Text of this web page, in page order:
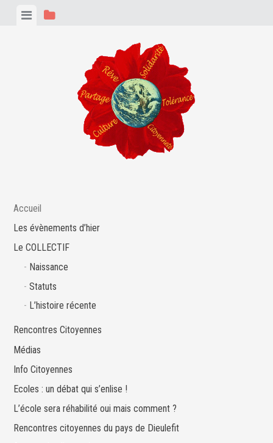
ViewView
Accueil
Les évènements d’hier
Le COLLECTIF
Naissance
Statuts
L’histoire récente
Rencontres Citoyennes
Médias
Info Citoyennes
Ecoles : un débat qui s’enlise !
L’école sera réhabilité oui mais comment ?
Rencontres citoyennes du pays de Dieulefit